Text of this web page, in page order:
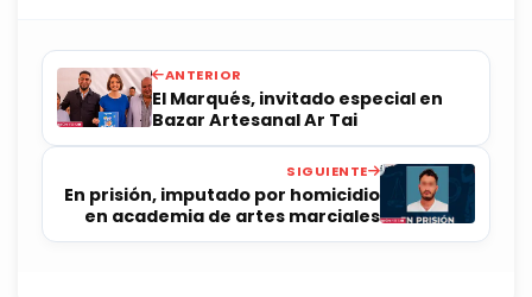
ANTERIOR
El Marqués, invitado especial en
Bazar Artesanal Ar Tai
SIGUIENTE
En prisión, imputado por homicidio
en academia de artes marciales